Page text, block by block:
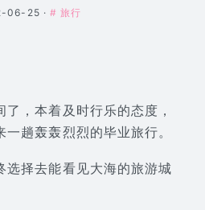
06-25 · # 旅行
，本着及时行乐的态度，
趟轰轰烈烈的毕业旅行。
选择去能看见大海的旅游城